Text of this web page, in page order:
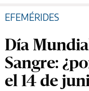
EFEMÉRIDES
Día
Sangre:
el 14 de